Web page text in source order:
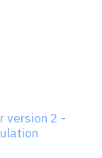
version 2 -